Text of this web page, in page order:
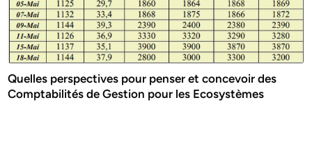
Quelles perspectives pour penser et concevoir des
Comptabilités de Gestion pour les Ecosystèmes